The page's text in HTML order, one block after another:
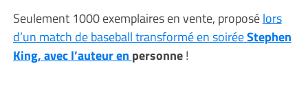
Seulement 1000 exemplaires en vente, proposélors
d’un match de baseball transformé en soiréeStephen
King, avec l’auteuren personne!